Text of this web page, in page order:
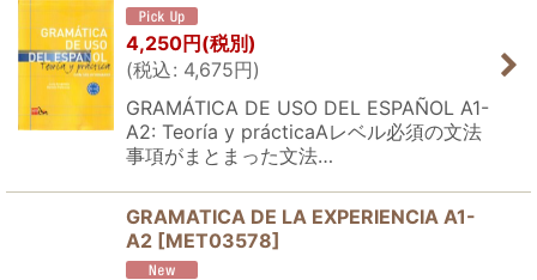
4,250円 (税別)
(税込: 4,675円)
GRAMÁTICA DE USO DEL ESPAÑOL A1-
A2: Teoría y prácticaAレベル必須の文法
事項がまとまった文法…
GRAMATICA DE LA EXPERIENCIA A1-
A2 [MET03578]